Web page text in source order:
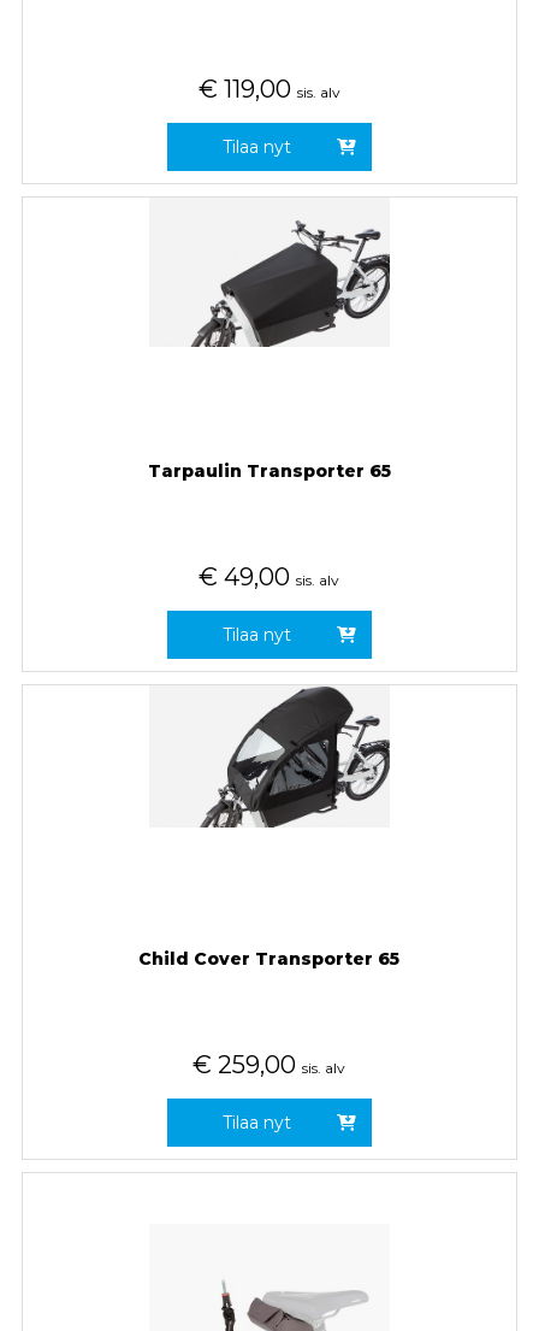
€ 119,00 sis. alv
Tilaa nyt
Tarpaulin Transporter 65
€ 49,00 sis. alv
Tilaa nyt
Child Cover Transporter 65
€ 259,00 sis. alv
Tilaa nyt